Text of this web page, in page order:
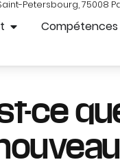
Petersbourg, 75008
Compétences
ce